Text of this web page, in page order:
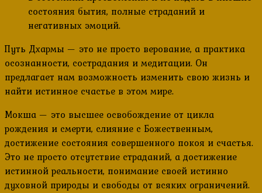
состояния бытия, полные страданий и
негативных эмоций.
Путь Дхармы — это не просто верование, а практика
осознанности, сострадания и медитации. Он
предлагает нам возможность изменить свою жизнь и
найти истинное счастье в этом мире.
Мокша — это высшее освобождение от цикла
рождения и смерти, слияние с Божественным,
достижение состояния совершенного покоя и счастья.
Это не просто отсутствие страданий, а достижение
истинной реальности, понимание своей истинно
духовной природы и свободы от всяких ограничений.